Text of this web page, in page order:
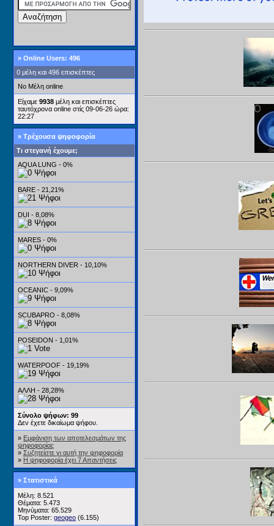
» Online Users: 496
0 μέλη και 496 επισκέπτες
No Μέλη online
Είχαμε 9938 μέλη και επισκέπτες
ταυτόχρονα online στίς 09-06-26 ώρα:
22:27
» Τρέχουσα ψηφοφορία
Τι στεγανή έχουμε;
AQUA LUNG - 0%
BARE - 21,21%
DUI - 8,08%
MARES - 0%
NORTHERN DIVER - 10,10%
OCEANIC - 9,09%
SCUBAPRO - 8,08%
POSEIDON - 1,01%
WATERPOOF - 19,19%
ΑΛΛΗ - 28,28%
Σύνολο ψήφων: 99
Δεν έχετε δικαίωμα ψήφου.
» Εμφάνιση των αποτελεσμάτων της
ψηφοφορίας
» Συζητείστε γι αυτή την ψηφοφορία
» Η ψηφοφορία έχει 7 Απαντήσεις
» Στατιστικά
Μέλη: 8.521
Θέματα: 5.473
Μηνύματα: 65.529
Top Poster: geogeo (6.155)